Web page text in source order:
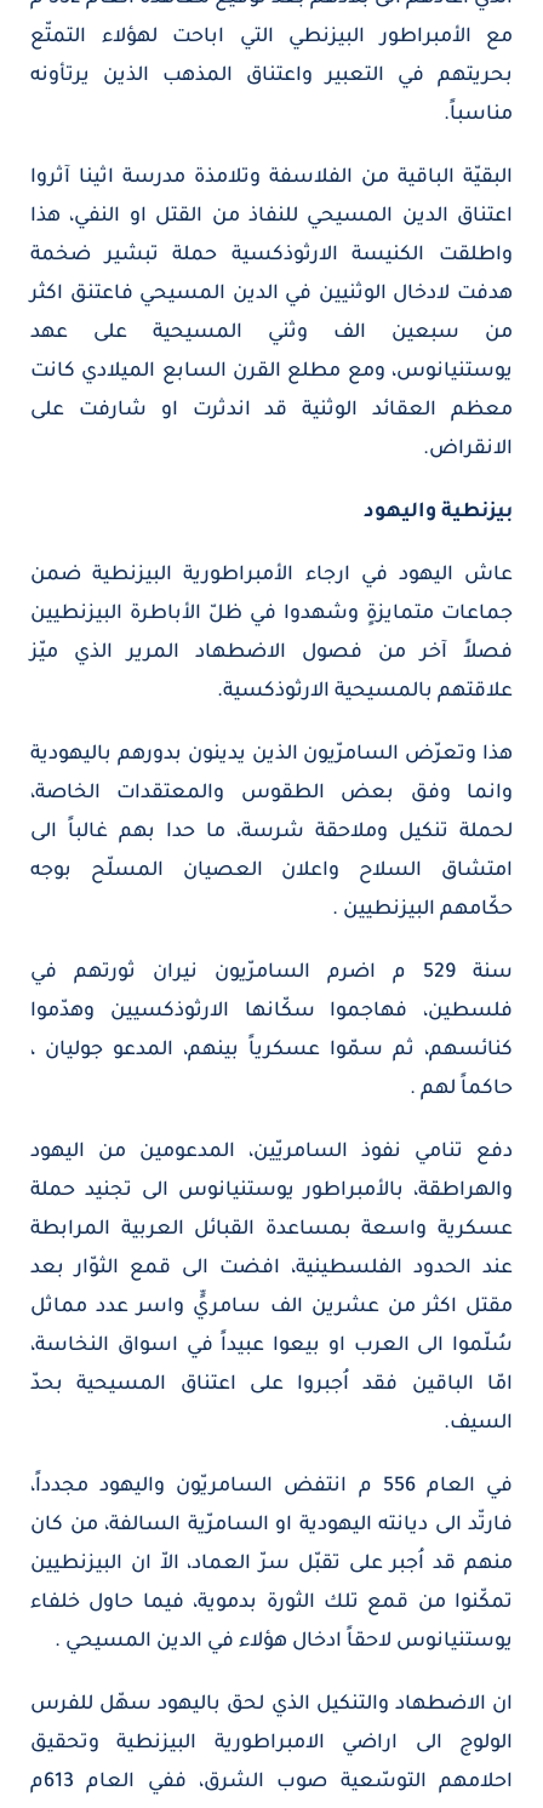
مع الأمبراطور البيزنطي التي اباحت لهؤلاء التمتّع
بحريتهم في التعبير واعتناق المذهب الذين يرتأونه
مناسباً.
البقيّة الباقية من الفلاسفة وتلامذة مدرسة اثينا آثروا
اعتناق الدين المسيحي للنفاذ من القتل او النفي، هذا
واطلقت الكنيسة الارثوذكسية حملة تبشير ضخمة
هدفت لادخال الوثنيين في الدين المسيحي فاعتنق اكثر
من سبعين الف وثني المسيحية على عهد
يوستنيانوس، ومع مطلع القرن السابع الميلادي كانت
معظم العقائد الوثنية قد اندثرت او شارفت على
الانقراض.
بيزنطية واليهود
عاش اليهود في ارجاء الأمبراطورية البيزنطية ضمن
جماعات متمايزةٍ وشهدوا في ظلّ الأباطرة البيزنطيين
فصلاً آخر من فصول الاضطهاد المرير الذي ميّز
علاقتهم بالمسيحية الارثوذكسية.
هذا وتعرّض السامرّيون الذين يدينون بدورهم باليهودية
وانما وفق بعض الطقوس والمعتقدات الخاصة،
لحملة تنكيل وملاحقة شرسة، ما حدا بهم غالباً الى
امتشاق السلاح واعلان العصيان المسلّح بوجه
حكّامهم البيزنطيين .
سنة 529 م اضرم السامرّيون نيران ثورتهم في
فلسطين، فهاجموا سكّانها الارثوذكسيين وهدّموا
كنائسهم، ثم سمّوا عسكرياً بينهم، المدعو جوليان ،
حاكماً لهم .
دفع تنامي نفوذ السامريّين، المدعومين من اليهود
والهراطقة، بالأمبراطور يوستنيانوس الى تجنيد حملة
عسكرية واسعة بمساعدة القبائل العربية المرابطة
عند الحدود الفلسطينية، افضت الى قمع الثوّار بعد
مقتل اكثر من عشرين الف سامريٍّ واسر عدد مماثل
سُلّموا الى العرب او بيعوا عبيداً في اسواق النخاسة،
امّا الباقين فقد اُجبروا على اعتناق المسيحية بحدّ
السيف.
في العام 556 م انتفض السامريّون واليهود مجدداً،
فارتّد الى ديانته اليهودية او السامرّية السالفة، من كان
منهم قد اُجبر على تقبّل سرّ العماد، الاّ ان البيزنطيين
تمكّنوا من قمع تلك الثورة بدموية، فيما حاول خلفاء
يوستنيانوس لاحقاً ادخال هؤلاء في الدين المسيحي .
ان الاضطهاد والتنكيل الذي لحق باليهود سهّل للفرس
الولوج الى اراضي الامبراطورية البيزنطية وتحقيق
احلامهم التوسّعية صوب الشرق، ففي العام 613م